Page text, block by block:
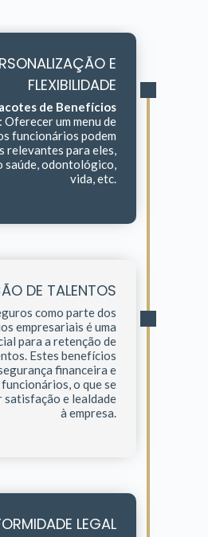
E
FLEXIBILIDADE
de Benefícios
: Oferecer um menu de
funcionários podem
relevantes para eles,
saúde, odontológico,
vida, etc.
DE TALENTOS
como parte dos
empresariais é uma
para a retenção de
Estes benefícios
financeira e
o que se
satisfação e lealdade
à empresa.
LEGAL